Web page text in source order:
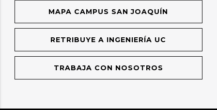
MAPA CAMPUS SAN JOAQUÍN
RETRIBUYE A INGENIERÍA UC
TRABAJA CON NOSOTROS